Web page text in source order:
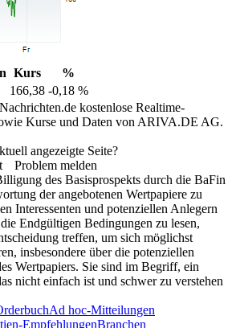
Kurs
%
166,38 -0,18 %
kostenlose Realtime-
Kurse und Daten von ARIVA.DE AG.
angezeigte Seite?
Problem melden
des Basisprospekts durch die BaFin
der angebotenen Wertpapiere zu
Interessenten und potenziellen Anlegern
Endgültigen Bedingungen zu lesen,
treffen, um sich möglichst
insbesondere über die potenziellen
Wertpapiers. Sie sind im Begriff, ein
nicht einfach ist und schwer zu verstehen
Ad hoc-Mitteilungen
EmpfehlungenBranchen